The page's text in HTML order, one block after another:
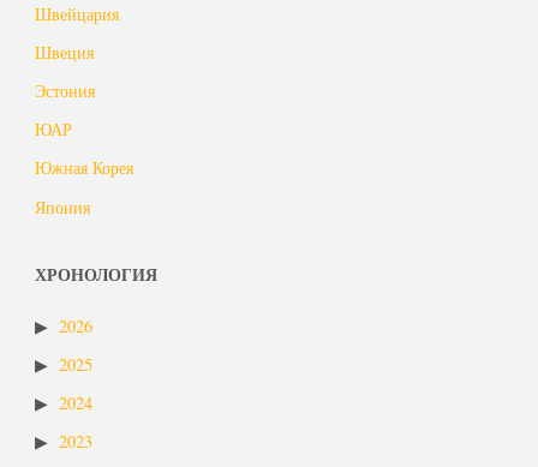
Швейцария
Швеция
Эстония
ЮАР
Южная Корея
Япония
ХРОНОЛОГИЯ
2026
2025
2024
2023